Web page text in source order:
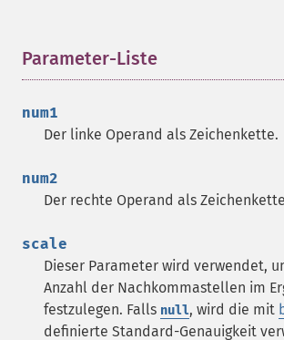
Parameter-Liste
num1
Der linke Operand als Zeichenkette.
num2
Der rechte Operand als
scale
Dieser Parameter wird verwendet,
Anzahl der Nachkommastellen im
festzulegen. Falls null, wird die mit
definierte Standard-Genauigkeit